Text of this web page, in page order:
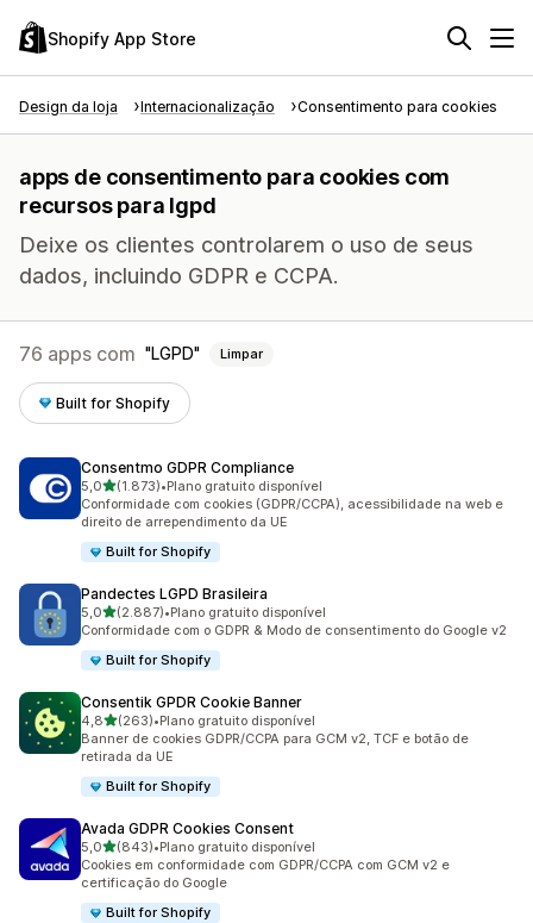
Shopify App Store
Design da loja Internacionalização Consentimento para cookies
apps de consentimento para cookies com
recursos para lgpd
Deixe os clientes controlarem o uso de seus
dados, incluindo GDPR e CCPA.
76 apps com LGPD Limpar
Built for Shopify
Consentmo GDPR Compliance
5,0de 5 estrelas
(1.873)
1873 avaliações ao todo
•Plano gratuito disponível
Conformidade com cookies (GDPR/CCPA), acessibilidade na web e
direito de arrependimento da UE
Built for Shopify
Pandectes LGPD Brasileira
5,0de 5 estrelas
(2.887)
2887 avaliações ao todo
•Plano gratuito disponível
Conformidade com o GDPR & Modo de consentimento do Google v2
Built for Shopify
Consentik GPDR Cookie Banner
4,8de 5 estrelas
(263)
263 avaliações ao todo
•Plano gratuito disponível
Banner de cookies GDPR/CCPA para GCM v2, TCF e botão de
retirada da UE
Built for Shopify
Avada GDPR Cookies Consent
5,0de 5 estrelas
(843)
843 avaliações ao todo
•Plano gratuito disponível
Cookies em conformidade com GDPR/CCPA com GCM v2 e
certificação do Google
Built for Shopify